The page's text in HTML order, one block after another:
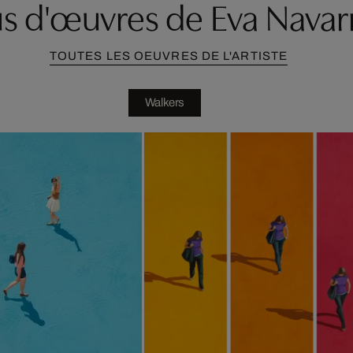
d'œuvres de Eva
TOUTES LES OEUVRES DE L'ARTISTE
Walkers